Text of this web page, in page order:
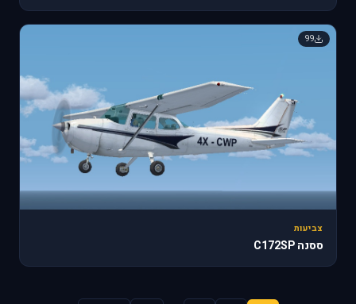
99
צביעות
ססנה C172SP